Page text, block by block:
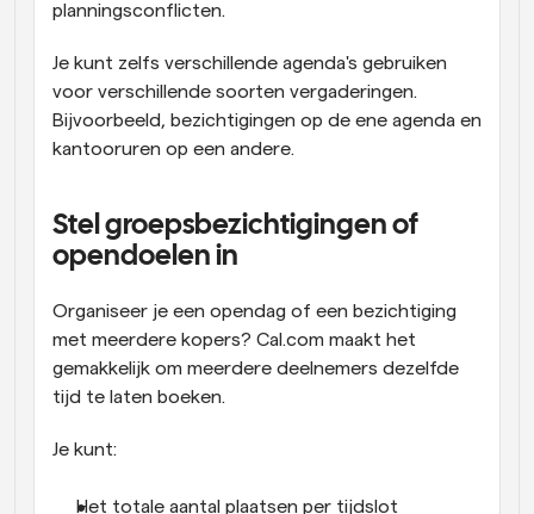
planningsconflicten.
Je kunt zelfs verschillende agenda's gebruiken
voor verschillende soorten vergaderingen.
Bijvoorbeeld, bezichtigingen op de ene agenda en
kantooruren op een andere.
Stel groepsbezichtigingen of
opendoelen in
Organiseer je een opendag of een bezichtiging
met meerdere kopers? Cal.com maakt het
gemakkelijk om meerdere deelnemers dezelfde
tijd te laten boeken.
Je kunt:
Het totale aantal plaatsen per tijdslot